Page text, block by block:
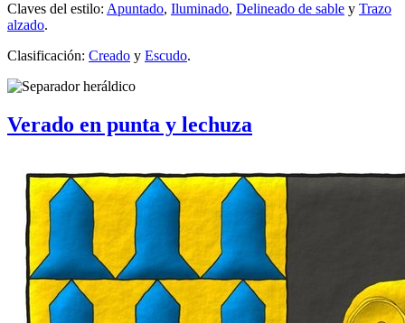
Claves del estilo: Apuntado, Iluminado, Delineado de sable y Trazo
alzado.
Clasificación: Creado y Escudo.
Verado en punta y lechuza